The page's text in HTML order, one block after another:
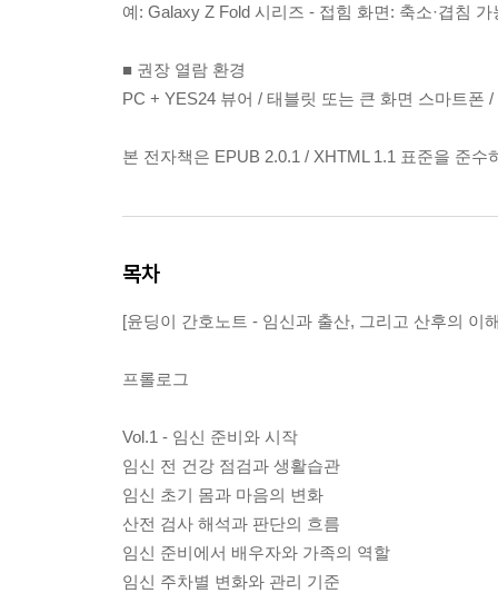
예: Galaxy Z Fold 시리즈 - 접힘 화면: 축소·겹침
■ 권장 열람 환경
PC + YES24 뷰어 / 태블릿 또는 큰 화면 스마트폰
본 전자책은 EPUB 2.0.1 / XHTML 1.1 표준을 준
목차
[윤딩이 간호노트 - 임신과 출산, 그리고 산후의 이
프롤로그
Vol.1 - 임신 준비와 시작
임신 전 건강 점검과 생활습관
임신 초기 몸과 마음의 변화
산전 검사 해석과 판단의 흐름
임신 준비에서 배우자와 가족의 역할
임신 주차별 변화와 관리 기준